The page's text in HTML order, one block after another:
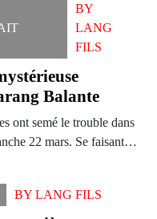
BY
LANG
FILS
Balante
ont semé le trouble dans
22 mars. Se faisant…
BY LANG FILS